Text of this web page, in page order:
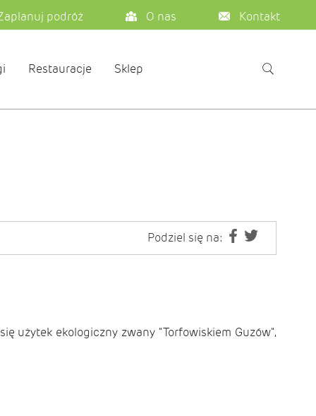
podróż O nas Kontakt
Restauracje Sklep
Podziel się na:
użytek ekologiczny zwany "Torfowiskiem Guzów",